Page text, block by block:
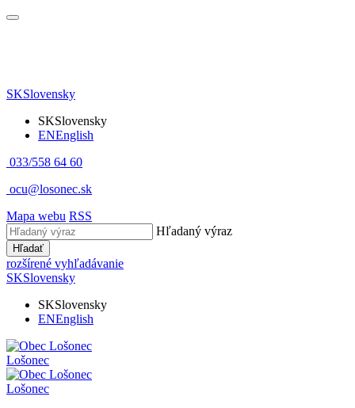
SKSlovensky
SKSlovensky
ENEnglish
033/558 64 60
ocu@losonec.sk
Mapa webu RSS
Hľadaný výraz
Hľadať
rozšírené vyhľadávanie
SKSlovensky
SKSlovensky
ENEnglish
Lošonec
Lošonec